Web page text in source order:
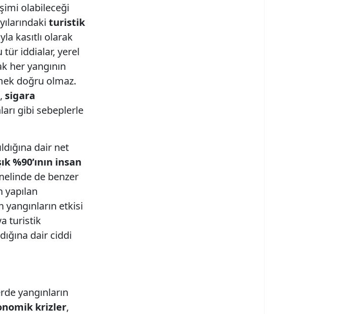
olabileceği
turistik
kasıtlı olarak
tür iddialar, yerel
her yangının
doğru olmaz.
, sigara
gibi sebeplerle
dair net
%90’ının insan
de benzer
yapılan
etkisi
turistik
dair ciddi
yangınların
krizler,